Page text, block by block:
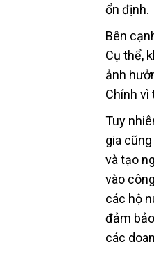
ổn định.
Bên
Cụ thể,
ảnh
Chính vì
Tuy
gia
và tạo
vào
các hộ
đảm
các